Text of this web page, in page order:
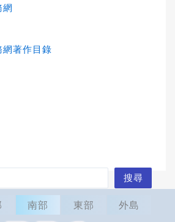
網
網著作目錄
搜尋
南部 東部 外島